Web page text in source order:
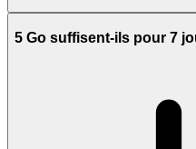
5 Go suffisent-ils pour 7